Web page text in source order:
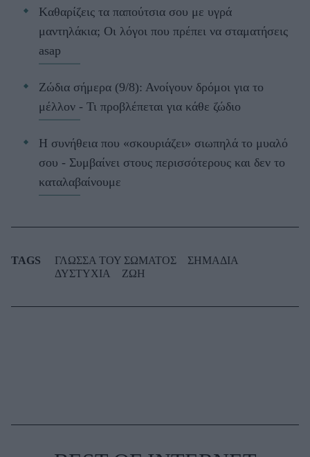
Kαθαρίζεις τα παπούτσια σου με υγρά
μαντηλάκια; Οι λόγοι που πρέπει να σταματήσεις
asap
Ζώδια σήμερα (9/8): Ανοίγουν δρόμοι για το
μέλλον - Τι προβλέπεται για κάθε ζώδιο
Η συνήθεια που «σκουριάζει» σιωπηλά το μυαλό
σου - Συμβαίνει στους περισσότερους και δεν το
καταλαβαίνουμε
TAGS ΓΛΩΣΣΑ ΤΟΥ ΣΩΜΑΤΟΣ
ΣΗΜΑΔΙΑ
ΔΥΣΤΥΧΙΑ
ΖΩΗ